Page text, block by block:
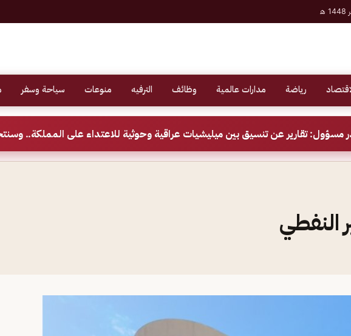
رياضة مدارات عالمية وظائف الترفيه منوعات سياحة وسفر
مسؤول: تقارير عن تنسيق بين ميليشيات عراقية وحوثية للاعتداء على المملكة..
النفطي